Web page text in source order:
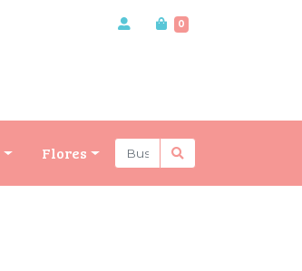
0
Flores